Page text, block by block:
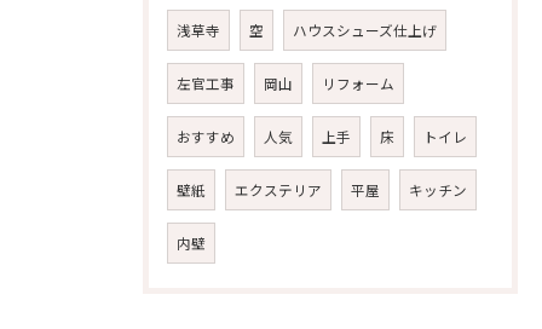
浅草寺 空 ハウスシューズ仕上げ
左官工事 岡山 リフォーム
おすすめ 人気 上手 床 トイレ
壁紙 エクステリア 平屋 キッチン
内壁